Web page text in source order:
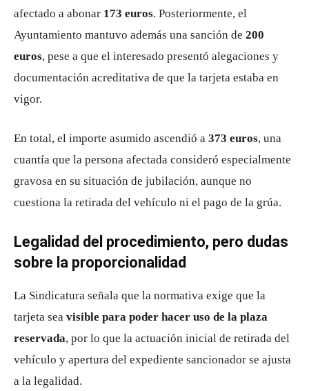
afectado a abonar 173 euros. Posteriormente, el
Ayuntamiento mantuvo además una sanción de 200
euros, pese a que el interesado presentó alegaciones y
documentación acreditativa de que la tarjeta estaba en
vigor.
En total, el importe asumido ascendió a 373 euros, una
cuantía que la persona afectada consideró especialmente
gravosa en su situación de jubilación, aunque no
cuestiona la retirada del vehículo ni el pago de la grúa.
Legalidad del procedimiento, pero dudas
sobre la proporcionalidad
La Sindicatura señala que la normativa exige que la
tarjeta sea visible para poder hacer uso de la plaza
reservada, por lo que la actuación inicial de retirada del
vehículo y apertura del expediente sancionador se ajusta
a la legalidad.